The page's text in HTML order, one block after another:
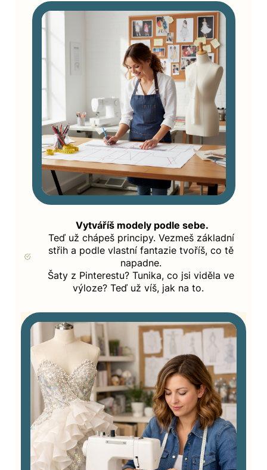
Vytváříš modely podle sebe.
Teď už chápeš principy. Vezmeš základní
střih a podle vlastní fantazie tvoříš, co tě
napadne.
Šaty z Pinterestu? Tunika, co jsi viděla ve
výloze? Teď už víš, jak na to.